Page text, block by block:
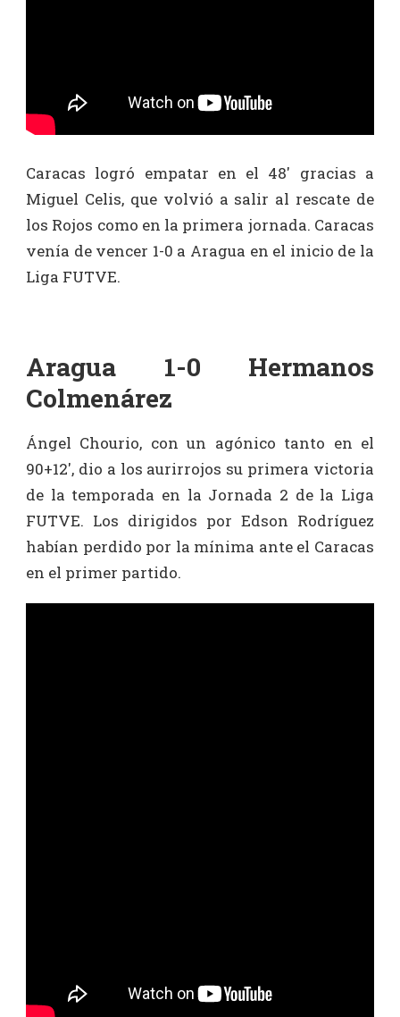
Caracas logró empatar en el 48′ gracias a
Miguel Celis, que volvió a salir al rescate de
los Rojos como en la primera jornada. Caracas
venía de vencer 1-0 a Aragua en el inicio de la
Liga FUTVE.
Aragua 1-0 Hermanos
Colmenárez
Ángel Chourio, con un agónico tanto en el
90+12′, dio a los aurirrojos su primera victoria
de la temporada en la Jornada 2 de la Liga
FUTVE. Los dirigidos por Edson Rodríguez
habían perdido por la mínima ante el Caracas
en el primer partido.